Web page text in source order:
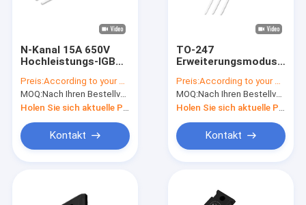
N-Kanal 15A 650V
Hochleistungs-IGBT
Haushaltsgeräte
Preis:According to your order requirement
MOQ:Nach Ihren Bestellvorgaben
Kontakt
TO-247
Erweiterungsmodus
1200V
Hochstromkapazität
Preis:According to your order requirement
MOQ:Nach Ihren Bestellvorgaben
Kontakt